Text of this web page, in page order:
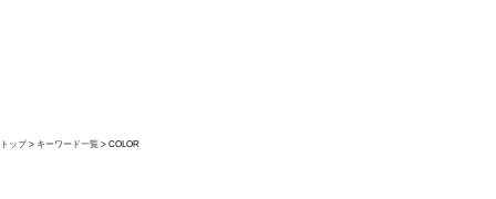
トップ キーワード一覧 COLOR